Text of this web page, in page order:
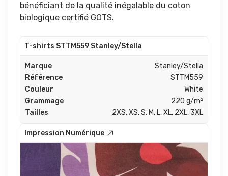
bénéficiant de la qualité inégalable du coton
biologique certifié GOTS.
T-shirts STTM559 Stanley/Stella
Marque
Stanley/Stella
Référence
STTM559
Couleur
White
Grammage
220 g/m²
Tailles
2XS, XS, S, M, L, XL, 2XL, 3XL
Impression Numérique